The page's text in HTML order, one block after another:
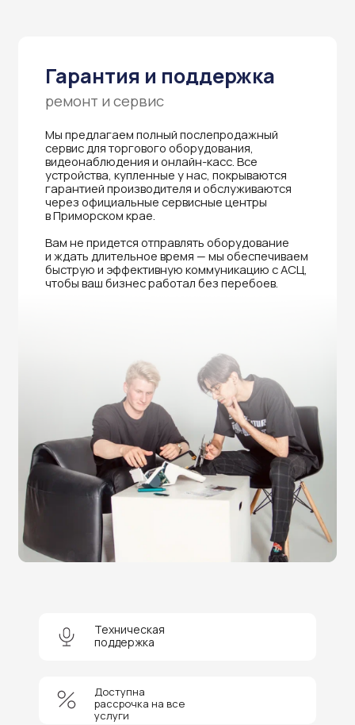
Техническая
поддержка
Доступна
рассрочка на все
услуги
Нужна помощь в выборе?
на покупку оборудования или
получение услуги.